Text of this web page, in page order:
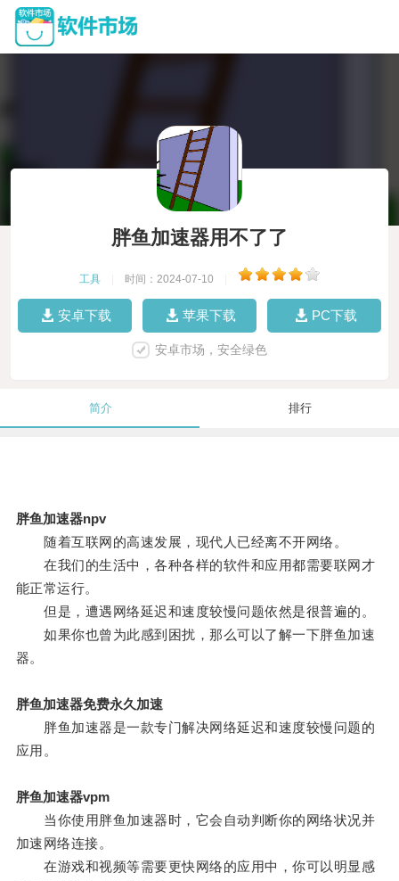
胖鱼加速器用不了了
工具 时间：2024-07-10
安卓下载 苹果下载 PC下载
安卓市场，安全绿色
简介 排行
胖鱼加速器npv
随着互联网的高速发展，现代人已经离不开网络。
在我们的生活中，各种各样的软件和应用都需要联网才
能正常运行。
但是，遭遇网络延迟和速度较慢问题依然是很普遍的。
如果你也曾为此感到困扰，那么可以了解一下胖鱼加速
器。
胖鱼加速器免费永久加速
胖鱼加速器是一款专门解决网络延迟和速度较慢问题的
应用。
胖鱼加速器vpm
当你使用胖鱼加速器时，它会自动判断你的网络状况并
加速网络连接。
在游戏和视频等需要更快网络的应用中，你可以明显感